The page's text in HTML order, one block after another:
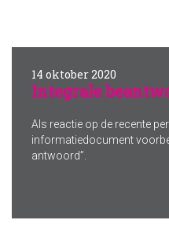
14 oktober 2020
Integrale
Als reactie op de recente
informatiedocument
antwoord”.